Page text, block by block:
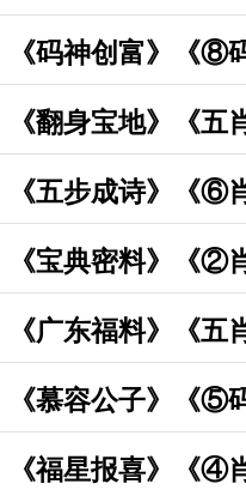
因打赏资料
因打赏资料
因打赏资料
因打赏资料
因打赏资料
因打赏资料
因打赏资料
因打赏资料
因打赏资料
《码神创富》《⑧
翻身宝地》《五
《五步成诗》《⑥
《宝典密料》《②
广东福料》《五
《慕容公子》《⑤
《福星报喜》《④